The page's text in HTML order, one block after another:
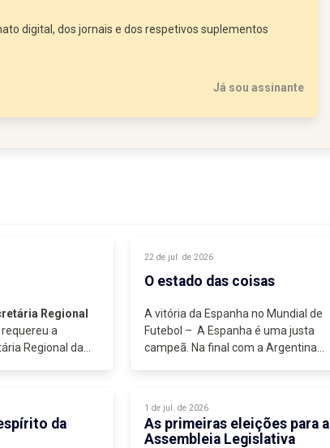
digital, dos jornais e dos respetivos suplementos
Já sou assinante
Regional
requereu a
Regional da
22 de jul. de 2026
O estado das coisas
A vitória da Espanha no Mundial de
Futebol – A Espanha é uma justa
campeã. Na final com a Argentina
da
1 de jul. de 2026
As primeiras eleições para a
Assembleia Legislativa